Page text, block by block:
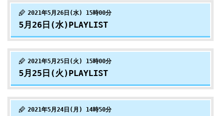
2021年5月26日(水) 15時00分
5月26日(水)PLAYLIST
2021年5月25日(火) 15時00分
5月25日(火)PLAYLIST
2021年5月24日(月) 14時50分